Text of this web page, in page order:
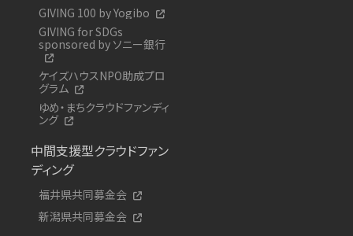
GIVING 100 by Yogibo
GIVING for SDGs
sponsored by ソニー銀行
ケイズハウスNPO助成プロ
グラム
ゆめ・まちクラウドファンディ
ング
中間支援型クラウドファン
ディング
福井県共同募金会
新潟県共同募金会